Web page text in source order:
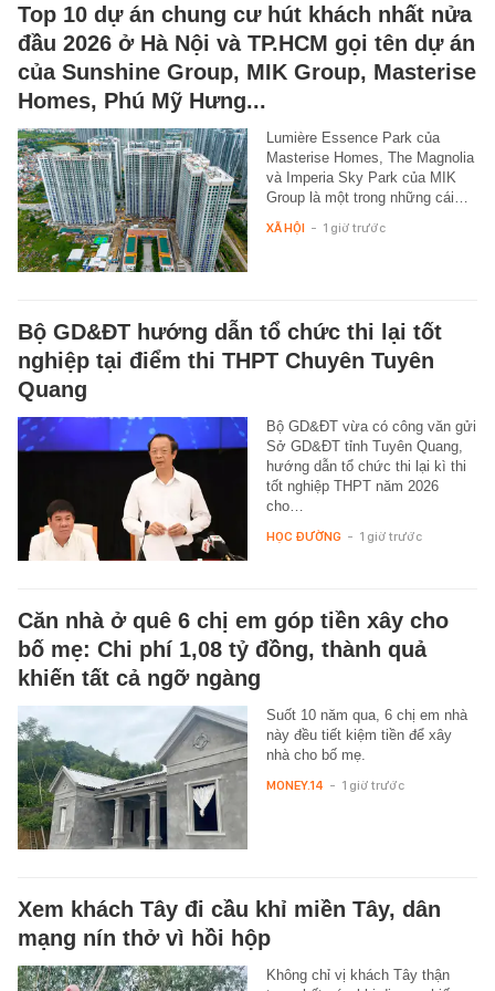
Top 10 dự án chung cư hút khách nhất nửa
đầu 2026 ở Hà Nội và TP.HCM gọi tên dự án
của Sunshine Group, MIK Group, Masterise
Homes, Phú Mỹ Hưng...
Lumière Essence Park của
Masterise Homes, The Magnolia
và Imperia Sky Park của MIK
Group là một trong những cái…
XÃ HỘI - 1 giờ trước
Bộ GD&ĐT hướng dẫn tổ chức thi lại tốt
nghiệp tại điểm thi THPT Chuyên Tuyên
Quang
Bộ GD&ĐT vừa có công văn gửi
Sở GD&ĐT tỉnh Tuyên Quang,
hướng dẫn tổ chức thi lại kì thi
tốt nghiệp THPT năm 2026
cho…
HỌC ĐƯỜNG - 1 giờ trước
Căn nhà ở quê 6 chị em góp tiền xây cho
bố mẹ: Chi phí 1,08 tỷ đồng, thành quả
khiến tất cả ngỡ ngàng
Suốt 10 năm qua, 6 chị em nhà
này đều tiết kiệm tiền để xây
nhà cho bố mẹ.
MONEY.14 - 1 giờ trước
Xem khách Tây đi cầu khỉ miền Tây, dân
mạng nín thở vì hồi hộp
Không chỉ vị khách Tây thận